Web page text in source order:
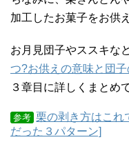
加工したお菓子をお供
お月見団子やススキな
つ?お供えの意味と団
３章目に詳しくまとめ
参考 栗の剥き方はこれ
だった３パターン]